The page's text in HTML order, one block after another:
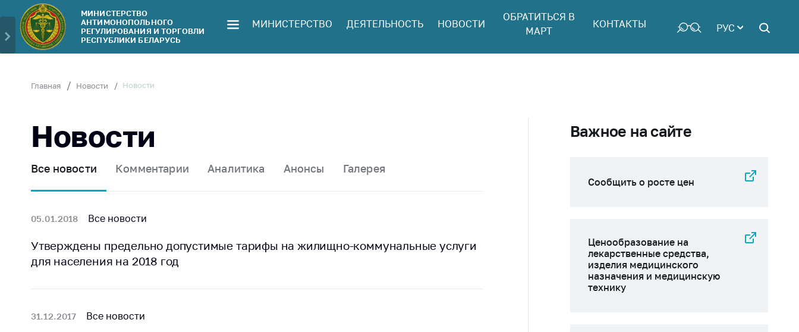
Министерство
Руководство
Министерства
Законодательство
Антикоррупционная
деятельность
консультативный
совет
Соискателям
Награждения
товарная биржа
Обратиться в МАРТ
Личный прием
Сообщить о росте
медицинские
изделия
МИНИСТЕРСТВО
АНТИМОНОПОЛЬНОГО
РЕГУЛИРОВАНИЯ И ТОРГОВЛИ
РЕСПУБЛИКИ БЕЛАРУСЬ
МИНИСТЕРСТВО ДЕЯТЕЛЬНОСТЬ НОВОСТИ
ОБРАТИТЬСЯ В
МАРТ
КОНТАКТЫ РУС
Главная Новости Новости
Новости
Все новости Комментарии Аналитика Анонсы Галерея
05.01.2018 Все новости
Утверждены предельно допустимые тарифы на жилищно-коммунальные услуги
для населения на 2018 год
31.12.2017 Все новости
Важное на сайте
Сообщить о росте цен
Ценообразование на
лекарственные средства,
изделия медицинского
назначения и медицинскую
технику